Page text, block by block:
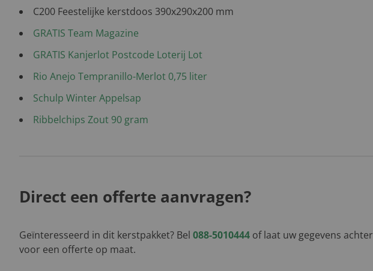
C200 Feestelijke kerstdoos 390x290x200 mm
GRATIS Team Magazine
GRATIS Kanjerlot Postcode Loterij Lot
Rio Anejo Tempranillo-Merlot 0,75 liter
Schulp Winter Appelsap
Ribbelchips Zout 90 gram
Direct een offerte aanvragen?
Geïnteresseerd in dit kerstpakket? Bel 088-5010444 of laat uw gegevens achter
voor een offerte op maat.